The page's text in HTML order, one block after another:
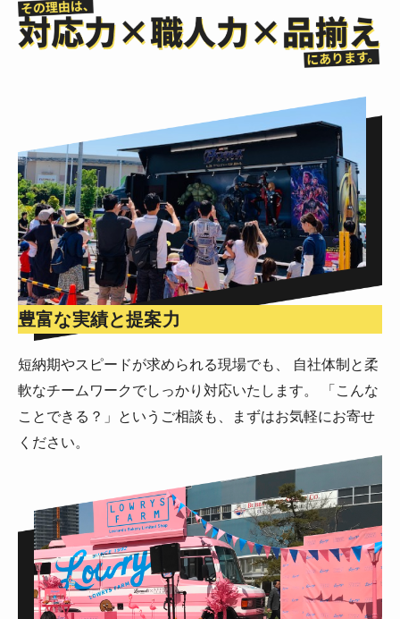
豊富な実績と提案力
短納期やスピードが求められる現場でも、 自社体制と柔
軟なチームワークでしっかり対応いたします。 「こんな
ことできる？」というご相談も、まずはお気軽にお寄せ
ください。